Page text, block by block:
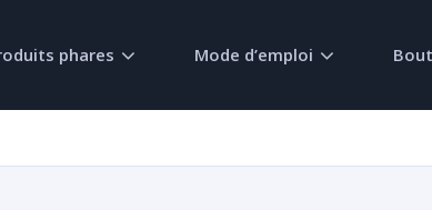
phares Mode d’emploi